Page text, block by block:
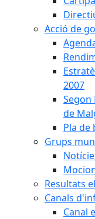
Acció de
2007
de
Pla
Grups
Resultats
Canals
Canal